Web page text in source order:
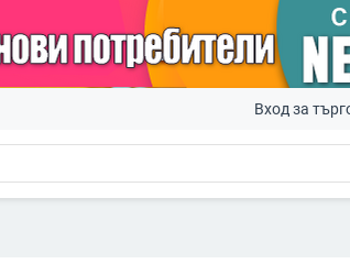
Вход за